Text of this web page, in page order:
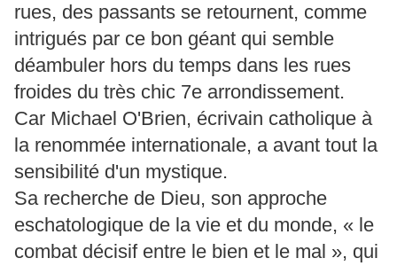
rues, des passants se retournent, comme
intrigués par ce bon géant qui semble
déambuler hors du temps dans les rues
froides du très chic 7e arrondissement.
Car Michael O'Brien, écrivain catholique à
la renommée internationale, a avant tout la
sensibilité d'un mystique.
Sa recherche de Dieu, son approche
eschatologique de la vie et du monde, « le
combat décisif entre le bien et le mal », qui